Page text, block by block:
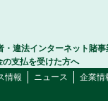
・違法インターネット賭事
の支払を受けた方へ
情報 ニュース 企業情